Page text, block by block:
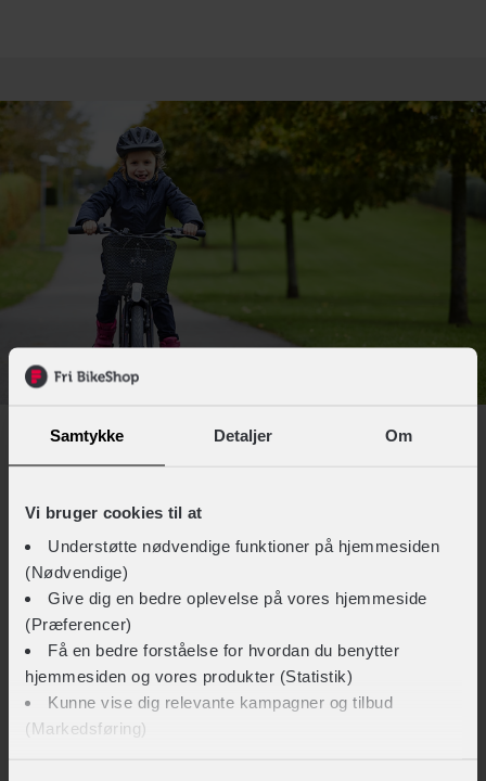
Samtykke Detaljer Om
Vi bruger cookies til at
Understøtte nødvendige funktioner på hjemmesiden
(Nødvendige)
Give dig en bedre oplevelse på vores hjemmeside
(Præferencer)
Få en bedre forståelse for hvordan du benytter
hjemmesiden og vores produkter (Statistik)
Kunne vise dig relevante kampagner og tilbud
(Markedsføring)
Antal: 1-10, Alder: 4+ år
Rekvisitter
Kridt, snor, eller små pinde
Forberedelse
Tegn 5-8 tydelige streger med minimum 1 meters afstand,
som markerer det sted hvor børnene har mulighed for at
bremse henover. Lav en klar bane med godt tilløb hen til
stregerne og en tydelig rute tilbage til banens start fra